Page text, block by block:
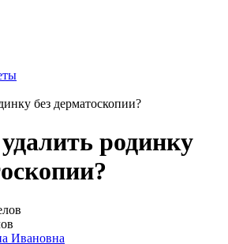
без дерматоскопии?
родинку